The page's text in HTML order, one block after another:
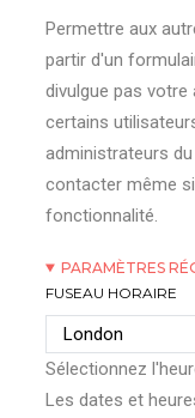
Permettre aux
partir d'un
divulgue pas votre
certains
administrateurs
contacter même
fonctionnalité.
PARAMÈTRES
FUSEAU HORAIRE
Sélectionnez
Les dates et